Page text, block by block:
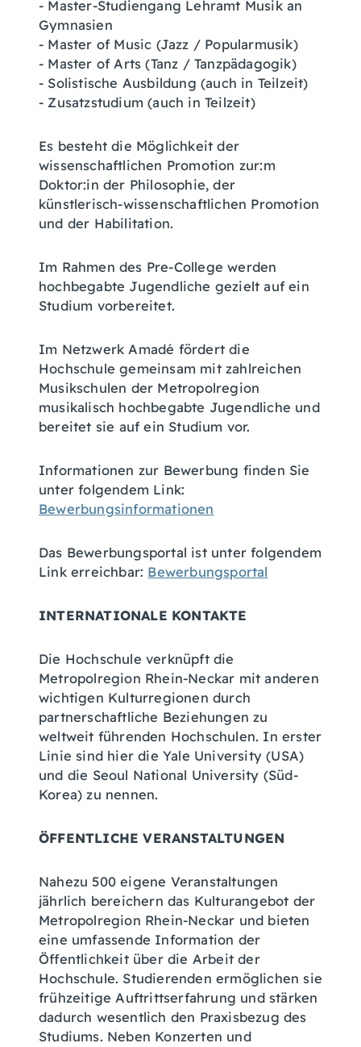
- Master-Studiengang Lehramt Musik an
Gymnasien
- Master of Music (Jazz / Popularmusik)
- Master of Arts (Tanz / Tanzpädagogik)
- Solistische Ausbildung (auch in Teilzeit)
- Zusatzstudium (auch in Teilzeit)
Es besteht die Möglichkeit der
wissenschaftlichen Promotion zur:m
Doktor:in der Philosophie, der
künstlerisch-wissenschaftlichen Promotion
und der Habilitation.
Im Rahmen des Pre-College werden
hochbegabte Jugendliche gezielt auf ein
Studium vorbereitet.
Im Netzwerk Amadé fördert die
Hochschule gemeinsam mit zahlreichen
Musikschulen der Metropolregion
musikalisch hochbegabte Jugendliche und
bereitet sie auf ein Studium vor.
Informationen zur Bewerbung finden Sie
unter folgendem Link:
Bewerbungsinformationen
Das Bewerbungsportal ist unter folgendem
Link erreichbar: Bewerbungsportal
INTERNATIONALE KONTAKTE
Die Hochschule verknüpft die
Metropolregion Rhein-Neckar mit anderen
wichtigen Kulturregionen durch
partnerschaftliche Beziehungen zu
weltweit führenden Hochschulen. In erster
Linie sind hier die Yale University (USA)
und die Seoul National University (Süd-
Korea) zu nennen.
ÖFFENTLICHE VERANSTALTUNGEN
Nahezu 500 eigene Veranstaltungen
jährlich bereichern das Kulturangebot der
Metropolregion Rhein-Neckar und bieten
eine umfassende Information der
Öffentlichkeit über die Arbeit der
Hochschule. Studierenden ermöglichen sie
frühzeitige Auftrittserfahrung und stärken
dadurch wesentlich den Praxisbezug des
Studiums. Neben Konzerten und